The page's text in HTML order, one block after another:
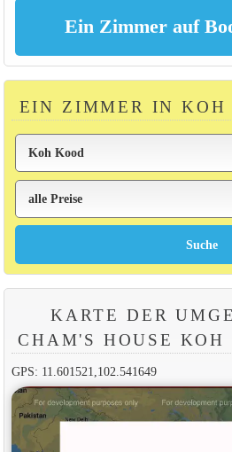
EIN ZIMMER IN KOH
KARTE DER
CHAM'S HOUSE KOH
GPS: 11.601521,102.541649